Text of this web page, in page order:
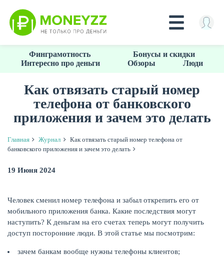
основному
КРЕДИТЫ
Финграмотность
Бонусы и скидки
Интересно про деньги
Обзоры Люди
Как отвязать старый номер
телефона от банковского
приложения и зачем это делать
Главная Журнал
Как отвязать старый номер телефона от
банковского приложения и зачем это делать
19 Июня 2024
Человек сменил номер телефона и забыл открепить его от
мобильного приложения банка. Какие последствия могут
наступить? К деньгам на его счетах теперь могут получить
доступ посторонние люди. В этой статье мы посмотрим:
зачем банкам вообще нужны телефоны клиентов;